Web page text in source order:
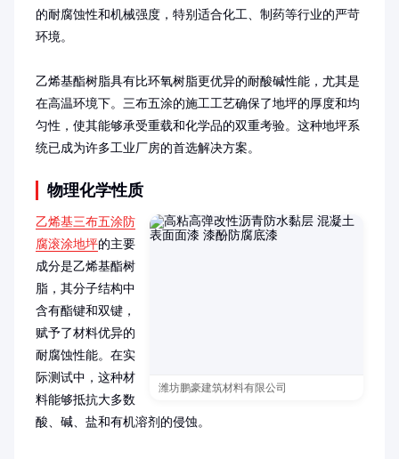
的耐腐蚀性和机械强度，特别适合化工、制药等行业的严苛
环境。
乙烯基酯树脂具有比环氧树脂更优异的耐酸碱性能，尤其是
在高温环境下。三布五涂的施工工艺确保了地坪的厚度和均
匀性，使其能够承受重载和化学品的双重考验。这种地坪系
统已成为许多工业厂房的首选解决方案。
物理化学性质
潍坊鹏豪建筑材料有限公司
乙烯基三布五涂防
腐滚涂地坪的主要
成分是乙烯基酯树
脂，其分子结构中
含有酯键和双键，
赋予了材料优异的
耐腐蚀性能。在实
际测试中，这种材
料能够抵抗大多数
酸、碱、盐和有机溶剂的侵蚀。